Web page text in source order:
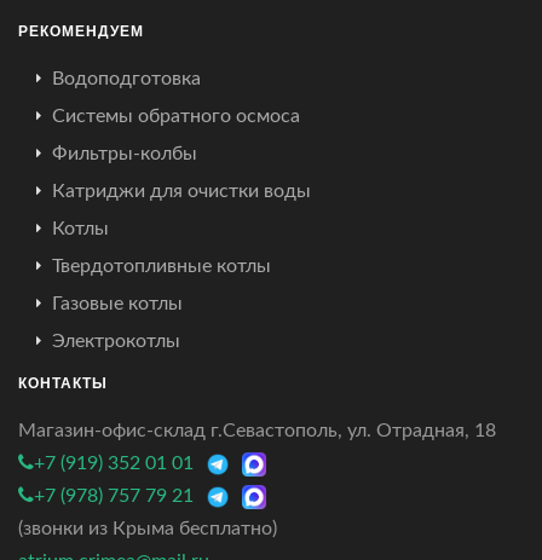
РЕКОМЕНДУЕМ
Водоподготовка
Системы обратного осмоса
Фильтры-колбы
Катриджи для очистки воды
Котлы
Твердотопливные котлы
Газовые котлы
Электрокотлы
КОНТАКТЫ
Магазин-офис-склад г.Севастополь, ул. Отрадная, 18
+7 (919) 352 01 01
+7 (978) 757 79 21
(звонки из Крыма бесплатно)